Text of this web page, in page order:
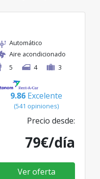
excelentes
Automático
Aire acondicionado
5
4 3
9.86 Excelente
(541 opiniones)
Precio desde:
79€/día
Ver oferta